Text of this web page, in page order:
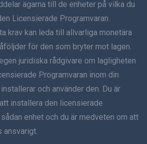
ägarna till de enheter på vilka du
Licensierade Programvaran.
krav kan leda till allvarliga monetära
för den som bryter mot lagen.
juridiska rådgivare om lagligheten
Programvaran inom din
och använder den. Du är
installera den licensierade
enhet och du är medveten om att
ansvarigt.